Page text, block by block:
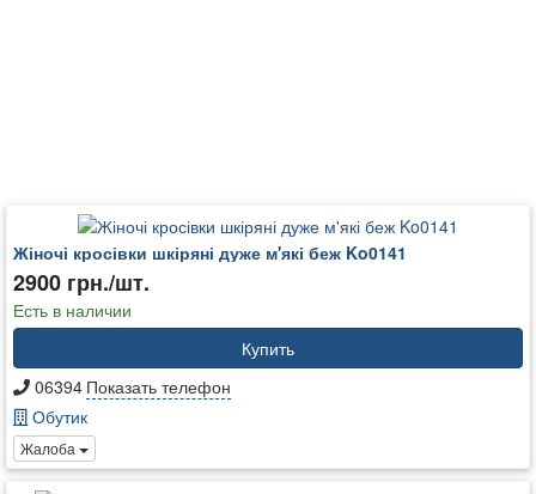
Жіночі кросівки шкіряні дуже м'які беж Ko0141
2900 грн./шт.
Есть в наличии
Купить
06394 Показать телефон
Обутик
Жалоба